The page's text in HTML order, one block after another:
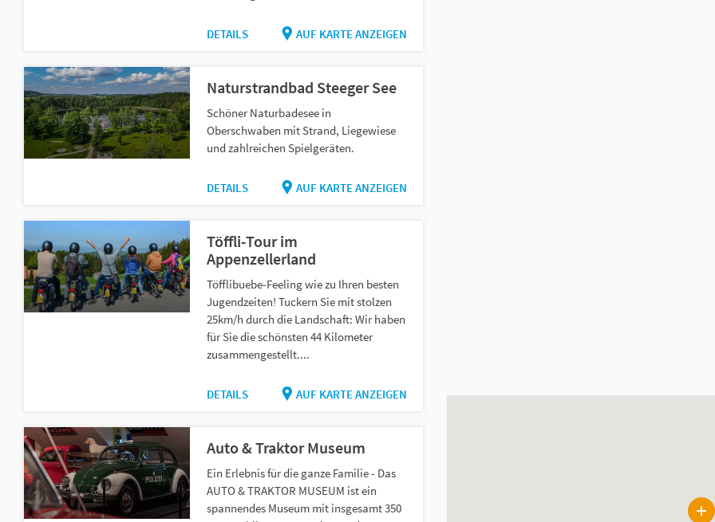
DETAILS AUF KARTE ANZEIGEN
Naturstrandbad Steeger See
Schöner Naturbadesee in
Oberschwaben mit Strand, Liegewiese
und zahlreichen Spielgeräten.
DETAILS AUF KARTE ANZEIGEN
Töffli-Tour im
Appenzellerland
Töfflibuebe-Feeling wie zu Ihren besten
Jugendzeiten! Tuckern Sie mit stolzen
25km/h durch die Landschaft: Wir haben
für Sie die schönsten 44 Kilometer
zusammengestellt....
DETAILS AUF KARTE ANZEIGEN
Auto & Traktor Museum
Ein Erlebnis für die ganze Familie - Das
AUTO & TRAKTOR MUSEUM ist ein
spannendes Museum mit insgesamt 350